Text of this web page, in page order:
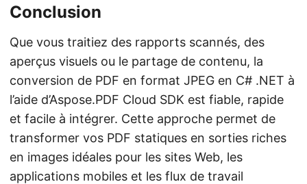
Conclusion
Que vous traitiez des rapports scannés, des
aperçus visuels ou le partage de contenu, la
conversion de PDF en format JPEG en C# .NET à
l’aide d’Aspose.PDF Cloud SDK est fiable, rapide
et facile à intégrer. Cette approche permet de
transformer vos PDF statiques en sorties riches
en images idéales pour les sites Web, les
applications mobiles et les flux de travail